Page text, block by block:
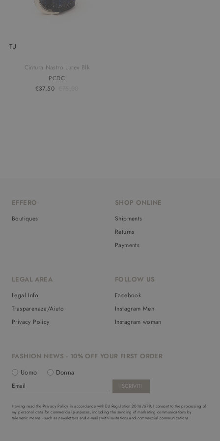
TU
Cintura Nastro Lurex Blk
PCDC
€37,50
EFFERO
Boutiques
SHOP ONLINE
Shipments
Returns
Payments
LEGAL AREA
Legal Info
Trasparenaza/Aiuto
Privacy Policy
FOLLOW US
Facebook
Instagram Men
Instagram woman
FASHION NEWS - 10% OFF YOUR FIRST ORDER
Uomo
Donna
Having read the Privacy Policy in accordance with EU Regulation 2016/679, I consent to the processing of
my personal data for commercial purposes, including the sending of marketing communications by
telematic means - such as newsletters and e-mails with invitations and commercial communications.